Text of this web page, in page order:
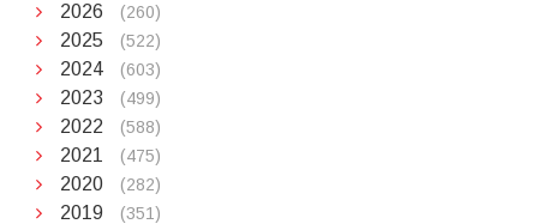
2026 (260)
2025 (522)
2024 (603)
2023 (499)
2022 (588)
2021 (475)
2020 (282)
2019 (351)